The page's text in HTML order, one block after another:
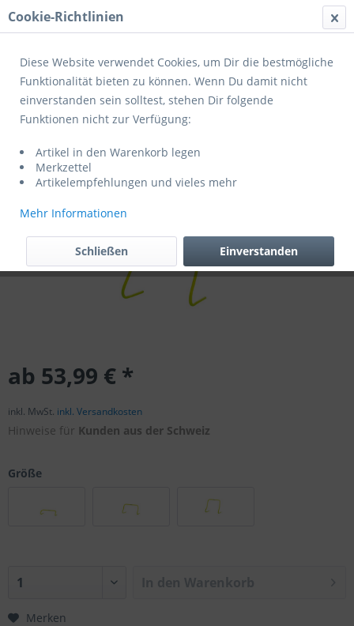
Menü
Übersicht Trainingshilfen
ab 53,99 € *
inkl. MwSt. inkl. Versandkosten
Hinweise für Kunden aus der Schweiz
Größe
Merken
Cookie-Richtlinien
Diese Website verwendet Cookies, um Dir die bestmögliche
Funktionalität bieten zu können. Wenn Du damit nicht
einverstanden sein solltest, stehen Dir folgende
Funktionen nicht zur Verfügung:
Artikel in den Warenkorb legen
Merkzettel
Artikelempfehlungen und vieles mehr
Mehr Informationen
Einverstanden
Schließen